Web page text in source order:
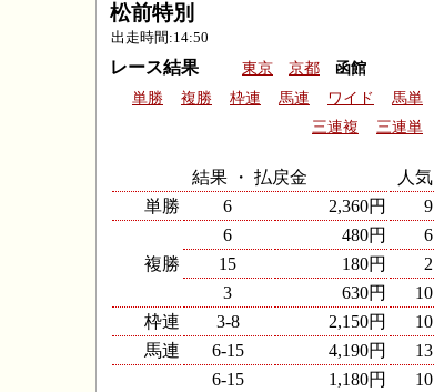
松前特別
出走時間:14:50
レース結果 東京 京都
函館
単勝
複勝 枠連 馬連 ワイド
馬単
三連複
三連単
結果 ・ 払戻金
人気
単勝
6 2,360円 9
複勝
6 480円
6
15
180円
2
3
630円
10
枠連
3-8 2,150円
10
馬連
6-15 4,190円 13
6-15 1,180円
10